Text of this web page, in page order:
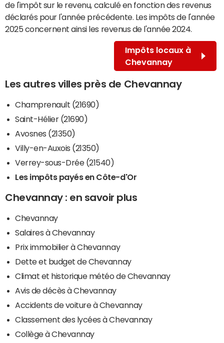
de l'impôt sur le revenu, calculé en fonction des revenus
déclarés pour l'année précédente. Les impôts de l'année
2025 concernent ainsi les revenus de l'année 2024.
Impôts locaux à
Chevannay
Les autres villes près de Chevannay
Champrenault (21690)
Saint-Hélier (21690)
Avosnes (21350)
Villy-en-Auxois (21350)
Verrey-sous-Drée (21540)
Les impôts payés en Côte-d'Or
Chevannay : en savoir plus
Chevannay
Salaires à Chevannay
Prix immobilier à Chevannay
Dette et budget de Chevannay
Climat et historique météo de Chevannay
Avis de décès à Chevannay
Accidents de voiture à Chevannay
Classement des lycées à Chevannay
Collège à Chevannay